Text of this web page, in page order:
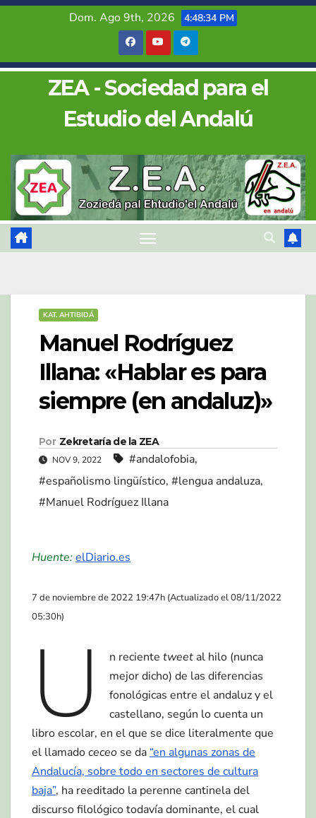
Saltar
Dom. Ago 9th, 2026 4:48:35 PM
ZEA - Sociedad para el
Estudio del Andalú
KAT. AHTIBIDÁ
Manuel Rodríguez
Illana: «Hablar es para
siempre (en andaluz)»
Por Zekretaría de la ZEA
NOV 9, 2022 #andalofobia,
#españolismo lingüístico, #lengua andaluza,
#Manuel Rodríguez Illana
Huente:elDiario.es
7 de noviembre de 2022 19:47h (Actualizado el 08/11/2022
05:30h)
U n recientetweet al hilo (nunca
mejor dicho) de las diferencias
fonológicas entre el andaluz y el
castellano, según lo cuenta un
libro escolar, en el que se dice literalmente que
el llamadoceceo se da “en algunas zonas de
Andalucía, sobre todo en sectores de cultura
baja”, ha reeditado la perenne cantinela del
discurso filológico todavía dominante, el cual